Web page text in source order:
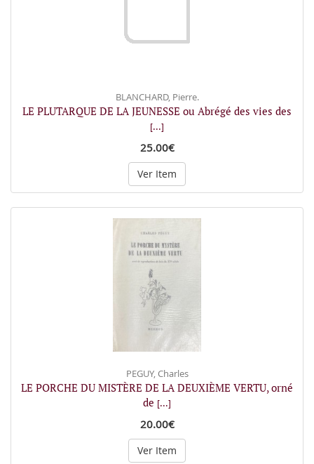
BLANCHARD, Pierre.
LE PLUTARQUE DE LA JEUNESSE ou Abrégé des vies des
[...]
25.00€
Ver Item
PEGUY, Charles
LE PORCHE DU MISTÈRE DE LA DEUXIÈME VERTU, orné
de [...]
20.00€
Ver Item